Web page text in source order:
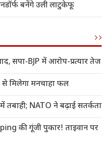
बनेंगे उली लाटुकेफू
सपा-BJP में आरोप-प्रत्यार तेज
से मिलेगा मनचाहा फल
तबाही; NATO ने बढ़ाई सतर्कता
की गूंजी पुकार! ताइवान पर